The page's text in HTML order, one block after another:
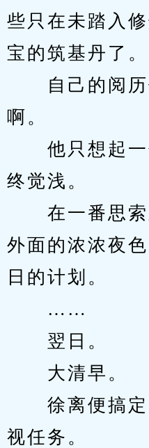
些只在未踏入
宝的筑基丹了。
自己的阅历
啊。
他只想起一
终觉浅。
在一番思索
外面的浓浓夜
日的计划。
……
翌日。
大清早。
徐离便搞定
视任务。